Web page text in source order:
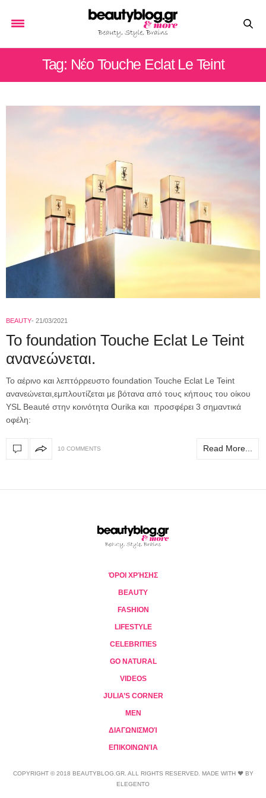
Tag: Nέο Touche Εclat Le Teint
BEAUTY 21/03/2021
To foundation Touche Εclat Le Teint
ανανεώνεται.
Το αέρινο και λεπτόρρευστο foundation Touche Εclat Le Teint
ανανεώνεται,εμπλουτίζεται με βότανα από τους κήπους του οίκου
YSL Beauté στην κοινότητα Ourika και προσφέρει 3 σημαντικά
οφέλη:
10 COMMENTS Read More...
ΌΡΟΙ ΧΡΉΣΗΣ
BEAUTY
FASHION
LIFESTYLE
CELEBRITIES
GO NATURAL
VIDEOS
JULIA’S CORNER
MEN
ΔΙΑΓΩΝΙΣΜΟΊ
ΕΠΙΚΟΙΝΩΝΊΑ
COPYRIGHT © 2018 BEAUTYBLOG.GR. ALL RIGHTS RESERVED. MADE WITH ❤ BY
ELEGENTO